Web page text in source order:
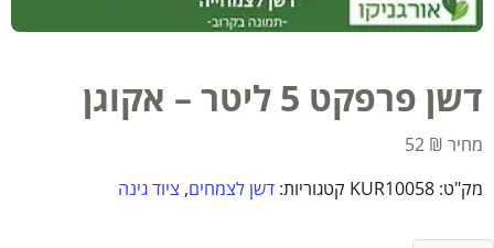
דשן פרפקט 5 ליטר – אקוגן
52 ₪
מק"ט: KUR10058 קטגוריות: דשן לצמחים, ציוד גינה